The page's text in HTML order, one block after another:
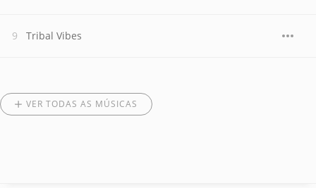
Tribal Vibes
VER TODAS AS MÚSICAS